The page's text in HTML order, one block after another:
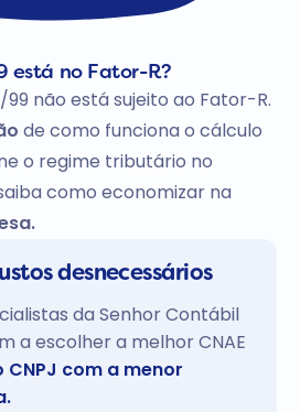
está no Fator-R?
99 não está sujeito ao Fator-R.
de como funciona o cálculo
o regime tributário no
como economizar na
desnecessários
da Senhor Contábil
a escolher a melhor CNAE
CNPJ com a menor